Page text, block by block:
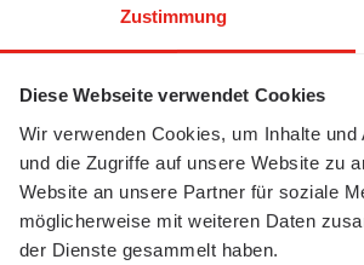
Zustimmung
Diese Webseite verwendet Cookies
Wir verwenden Cookies, um Inhalte
und die Zugriffe auf unsere Website zu
Website an unsere Partner für soziale
möglicherweise mit weiteren Daten
der Dienste gesammelt haben.